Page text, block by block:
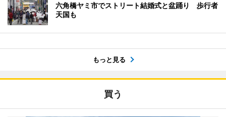
六角橋ヤミ市でストリート結婚式と盆踊り 歩行者
天国も
もっと見る
買う